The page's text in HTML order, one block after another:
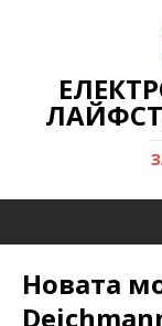
Новата